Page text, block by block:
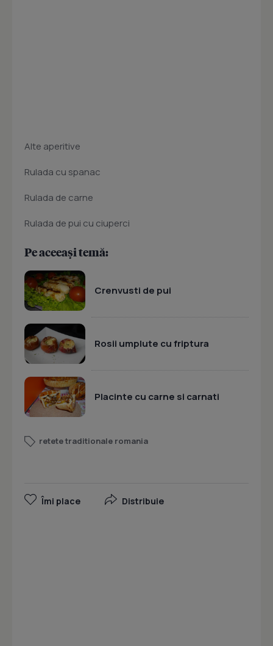
Alte aperitive
Rulada cu spanac
Rulada de carne
Rulada de pui cu ciuperci
Pe aceeași temă:
Crenvusti de pui
Rosii umplute cu friptura
Placinte cu carne si carnati
retete traditionale romania
Îmi place Distribuie